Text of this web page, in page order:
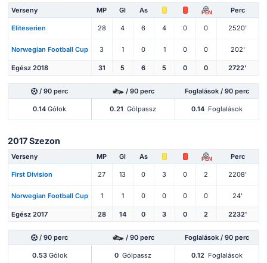
Verseny MP Gl As PEN Perc
Eliteserien 28 4 6 4 0 0 2520'
Norwegian Football Cup 3 1 0 1 0 0 202'
Egész 2018 31 5 6 5 0 0 2722'
/ 90 perc / 90 perc Foglalások / 90 perc
0.14 Gólok 0.21 Gólpassz 0.14 Foglalások
2017 Szezon
Verseny MP Gl As PEN Perc
First Division 27 13 0 3 0 2 2208'
Norwegian Football Cup 1 1 0 0 0 0 24'
Egész 2017 28 14 0 3 0 2 2232'
/ 90 perc / 90 perc Foglalások / 90 perc
0.53Gólok 0 Gólpassz 0.12 Foglalások